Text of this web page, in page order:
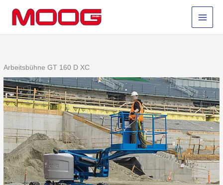
Inhalt
springen
Arbeitsbühne GT 160 D XC